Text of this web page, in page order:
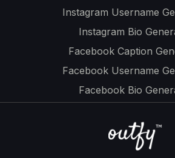
Instagram Username
Instagram Bio
Facebook Caption
Facebook Username
Facebook Bio